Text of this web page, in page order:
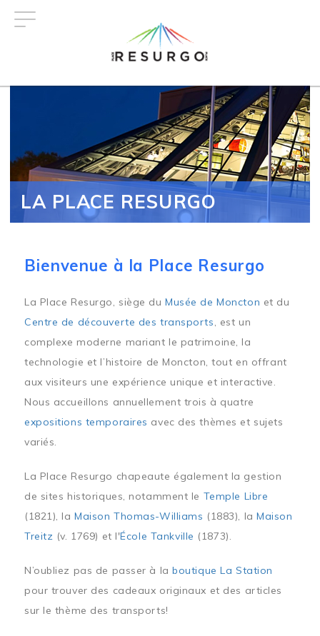
LA PLACE RESURGO
Bienvenue à la Place Resurgo
La Place Resurgo, siège duMusée de Moncton et du
Centre de découverte des transports, est un
complexe moderne mariant le patrimoine, la
technologie et l’histoire de Moncton, tout en offrant
aux visiteurs une expérience unique et interactive.
Nous accueillons annuellement trois à quatre
expositions temporaires avec des thèmes et sujets
variés.
La Place Resurgo chapeaute également la gestion
de sites historiques, notamment le Temple Libre
(1821), laMaison Thomas-Williams (1883), laMaison
Treitz (v. 1769) et l'École Tankville (1873).
N’oubliez pas de passer à laboutique La Station
pour trouver des cadeaux originaux et des articles
sur le thème des transports!